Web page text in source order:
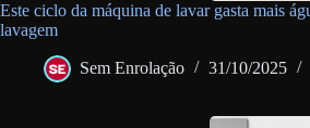
Este ciclo da máquina de lavar gasta mais
lavagem
Sem Enrolação 31/10/2025